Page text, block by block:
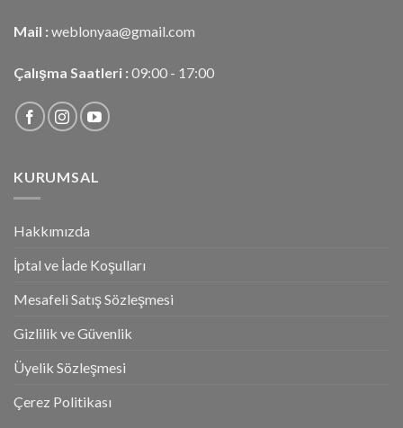
Mail : weblonyaa@gmail.com
Çalışma Saatleri : 09:00 - 17:00
KURUMSAL
Hakkımızda
İptal ve İade Koşulları
Mesafeli Satış Sözleşmesi
Gizlilik ve Güvenlik
Üyelik Sözleşmesi
Çerez Politikası